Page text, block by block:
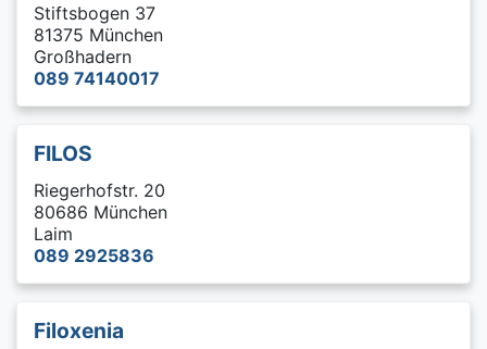
Stiftsbogen 37
81375 München
Großhadern
089 74140017
FILOS
Riegerhofstr. 20
80686 München
Laim
089 2925836
Filoxenia